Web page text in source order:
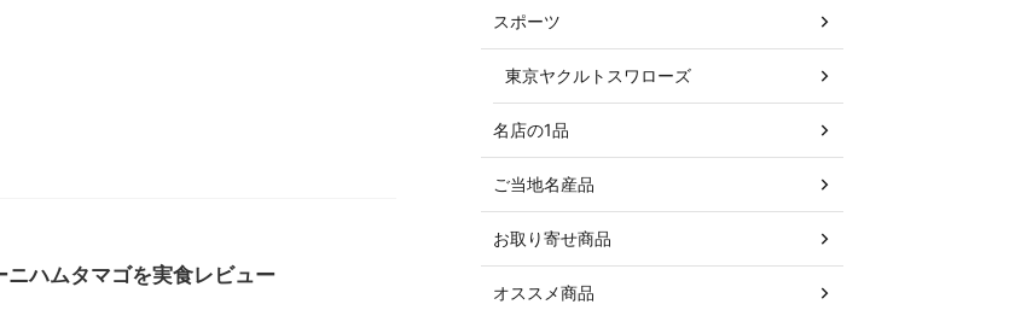
ニハムタマゴを実食レビュー
スポーツ
東京ヤクルトスワローズ
名店の1品
ご当地名産品
お取り寄せ商品
オススメ商品